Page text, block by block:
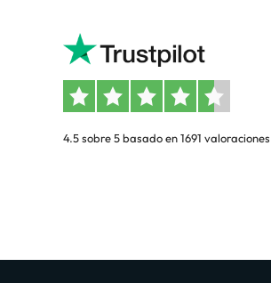
4.5 sobre 5 basado en 1691 valoraciones